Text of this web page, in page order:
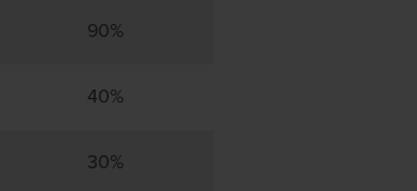
90%
40%
30%